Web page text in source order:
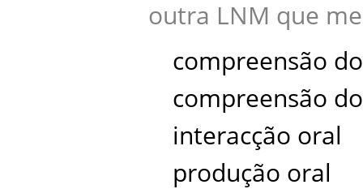
outra LNM que
compreensão
compreensão
interacção oral
produção oral